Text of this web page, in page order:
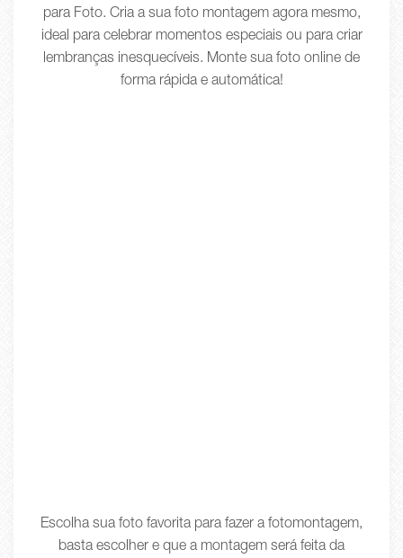
para Foto. Cria a sua foto montagem agora mesmo,
ideal para celebrar momentos especiais ou para criar
lembranças inesquecíveis. Monte sua foto online de
forma rápida e automática!
Escolha sua foto favorita para fazer a fotomontagem,
basta escolher e que a montagem será feita da